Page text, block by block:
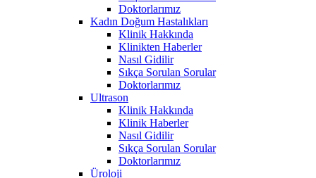
Doktorlarımız
Kadın Doğum Hastalıkları
Klinik Hakkında
Klinikten Haberler
Nasıl Gidilir
Sıkça Sorulan Sorular
Doktorlarımız
Ultrason
Klinik Hakkında
Klinik Haberler
Nasıl Gidilir
Sıkça Sorulan Sorular
Doktorlarımız
Üroloji